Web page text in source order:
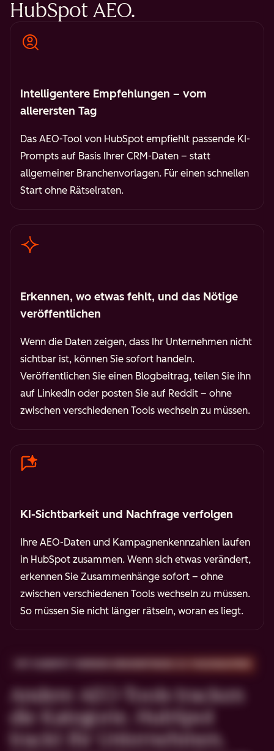
HubSpot AEO.
Intelligentere Empfehlungen – vom
allerersten Tag
Das AEO-Tool von HubSpot empfiehlt passende KI-
Prompts auf Basis Ihrer CRM-Daten – statt
allgemeiner Branchenvorlagen. Für einen schnellen
Start ohne Rätselraten.
Erkennen, wo etwas fehlt, und das Nötige
veröffentlichen
Wenn die Daten zeigen, dass Ihr Unternehmen nicht
sichtbar ist, können Sie sofort handeln.
Veröffentlichen Sie einen Blogbeitrag, teilen Sie ihn
auf LinkedIn oder posten Sie auf Reddit – ohne
zwischen verschiedenen Tools wechseln zu müssen.
KI-Sichtbarkeit und Nachfrage verfolgen
Ihre AEO-Daten und Kampagnenkennzahlen laufen
in HubSpot zusammen. Wenn sich etwas verändert,
erkennen Sie Zusammenhänge sofort – ohne
zwischen verschiedenen Tools wechseln zu müssen.
So müssen Sie nicht länger rätseln, woran es liegt.
Andere AEO-Tools tracken
die Kategorie. HubSpot
trackt Ihr Unternehmen.